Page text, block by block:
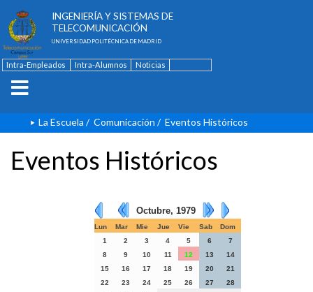
INGENIERÍA Y SISTEMAS DE
TELECOMUNICACIÓN
UNIVERSIDAD POLITÉCNICA DE MADRID
Intra-Empleados Intra-Alumnos
Noticias
La Escuela / Comunicación / Eventos Históricos
Eventos Históricos
Octubre, 1979
Lun Mar Mie Jue Vie Sab
Dom
1
2 3 4 5 6
7
8
9 10 11 12 13
14
15
16 17 18 19 20
21
22
23 24 25 26 27
28